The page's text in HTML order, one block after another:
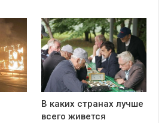
В каких странах лучше
всего живется